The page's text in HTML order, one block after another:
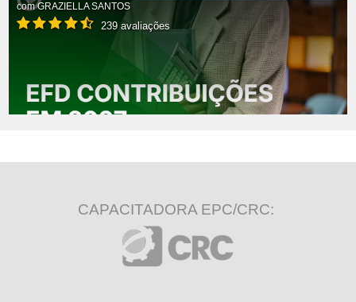
comGRAZIELLA SANTOS
239 avaliações
CAPACITADORA EPC/CRC: